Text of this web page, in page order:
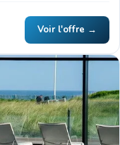
Voir l'offre →